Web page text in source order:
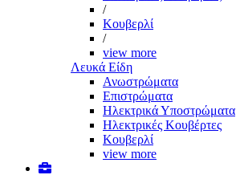
/
Κουβερλί
/
view more
Λευκά Είδη
Ανωστρώματα
Επιστρώματα
Ηλεκτρικά Υποστρώματα
Ηλεκτρικές Κουβέρτες
Κουβερλί
view more